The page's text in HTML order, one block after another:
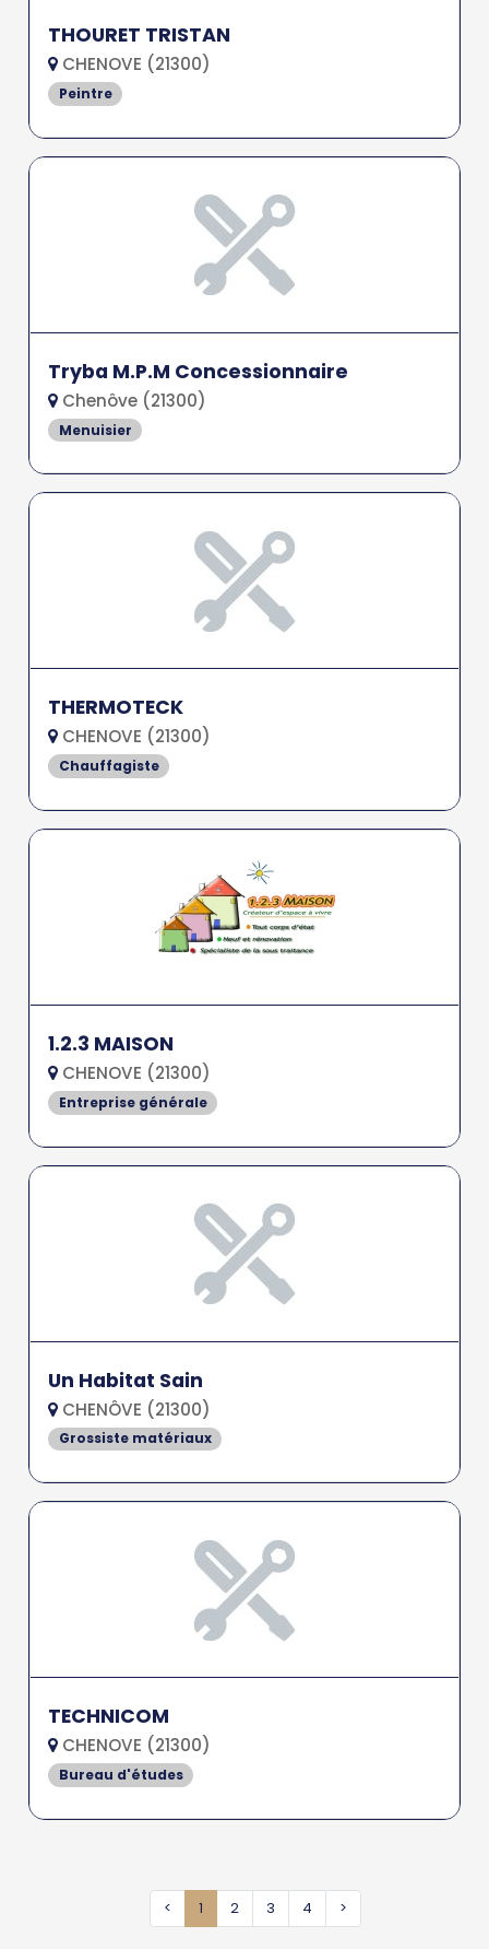
THOURET TRISTAN
CHENOVE (21300)
Peintre
Tryba M.P.M Concessionnaire
Chenôve (21300)
Menuisier
THERMOTECK
CHENOVE (21300)
Chauffagiste
1.2.3 MAISON
CHENOVE (21300)
Entreprise générale
Un Habitat Sain
CHENÔVE (21300)
Grossiste matériaux
TECHNICOM
CHENOVE (21300)
Bureau d'études
< 1 2 3 4 >